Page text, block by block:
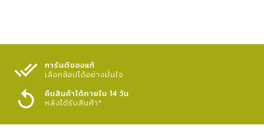
การันตีของแท้
เลือกช้อปได้อย่างมั่นใจ​
คืนสินค้าได้ภายใน 14 วัน
หลังได้รับสินค้า*